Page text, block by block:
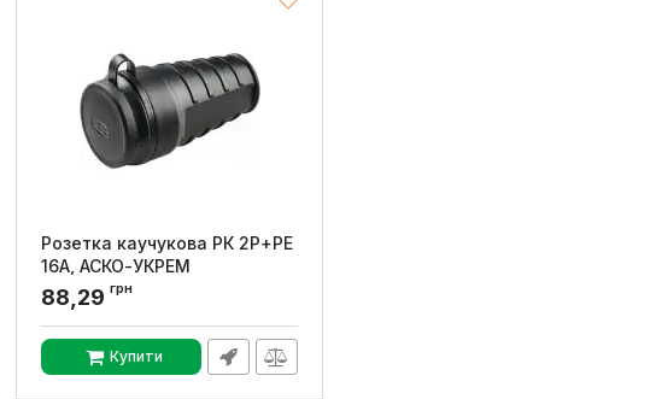
Розетка каучукова РК 2Р+PE
16А, АСКО-УКРЕМ
Артикул:A0250010004
88,29грн
Купити